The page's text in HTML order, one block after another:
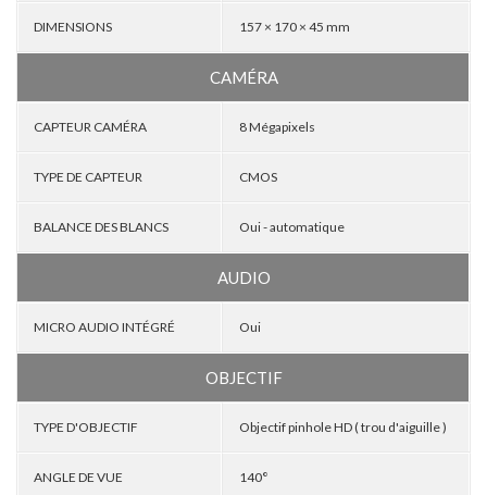
DIMENSIONS 157 × 170 × 45 mm
CAMÉRA
CAPTEUR CAMÉRA 8 Mégapixels
TYPE DE CAPTEUR CMOS
BALANCE DES BLANCS Oui - automatique
AUDIO
MICRO AUDIO INTÉGRÉ Oui
OBJECTIF
TYPE D'OBJECTIF Objectif pinhole HD ( trou d'aiguille )
ANGLE DE VUE 140°